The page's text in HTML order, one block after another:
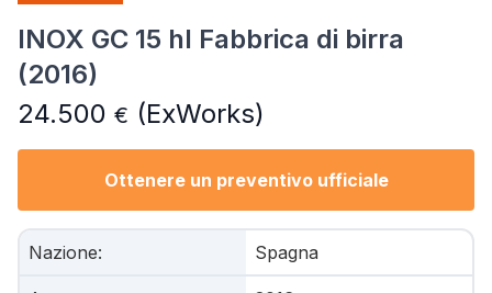
INOX GC 15 hl Fabbrica di birra
(2016)
24.500 € (ExWorks)
Ottenere un preventivo ufficiale
Nazione: Spagna